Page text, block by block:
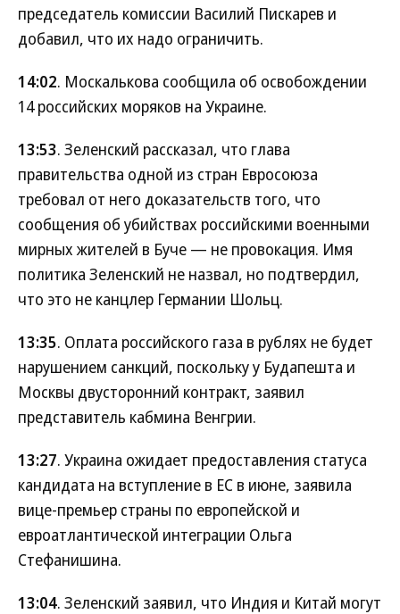
председатель комиссии Василий Пискарев и
добавил, что их надо ограничить.
14:02. Москалькова сообщила об освобождении
14 российских моряков на Украине.
13:53. Зеленский рассказал, что глава
правительства одной из стран Евросоюза
требовал от него доказательств того, что
сообщения об убийствах российскими военными
мирных жителей в Буче — не провокация. Имя
политика Зеленский не назвал, но подтвердил,
что это не канцлер Германии Шольц.
13:35. Оплата российского газа в рублях не будет
нарушением санкций, поскольку у Будапешта и
Москвы двусторонний контракт, заявил
представитель кабмина Венгрии.
13:27. Украина ожидает предоставления статуса
кандидата на вступление в ЕС в июне, заявила
вице-премьер страны по европейской и
евроатлантической интеграции Ольга
Стефанишина.
13:04. Зеленский заявил, что Индия и Китай могут